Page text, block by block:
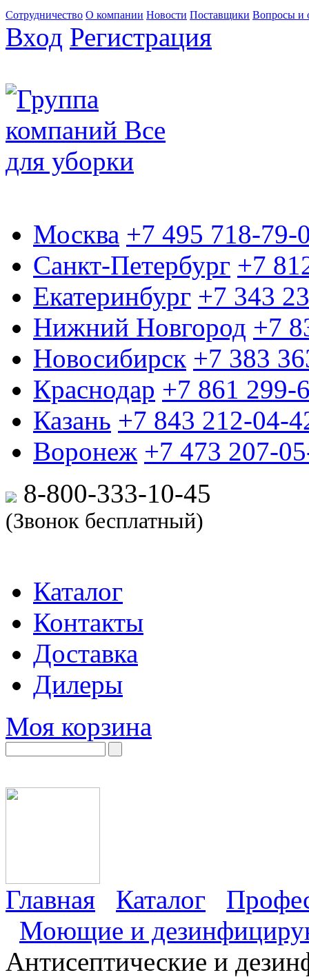
Сотрудничество О компании Новости Поставщики Вопросы и
Вход Регистрация
Москва +7 495 718-79-
Санкт-Петербург +7
Екатеринбург +7 343
Нижний Новгород +7
Новосибирск +7 383
Краснодар +7 861 299-
Казань +7 843 212-04-
Воронеж +7 473 207-
8-800-333-10-45
(Звонок бесплатный)
Каталог
Контакты
Доставка
Дилеры
Моя корзина
Главная Каталог
Моющие и
Антисептические и